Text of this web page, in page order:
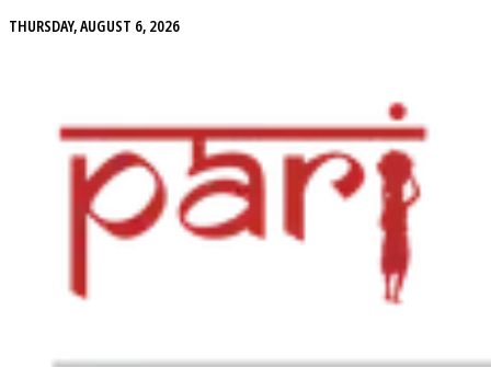
THURSDAY, AUGUST 6, 2026